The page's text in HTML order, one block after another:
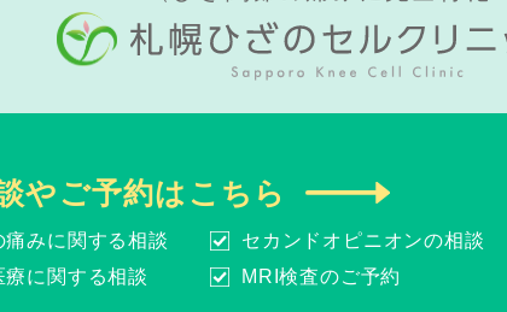
やご予約はこちら
痛みに関する相談
セカンドオピニオンの相談
療に関する相談
MRI検査のご予約